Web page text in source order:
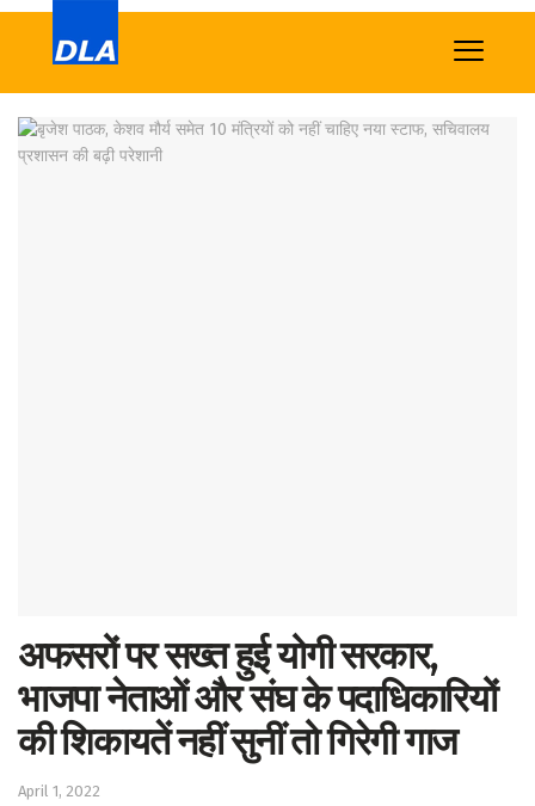
अफसरों पर सख्त हुई योगी सरकार,
भाजपा नेताओं और संघ के पदाधिकारियों
की शिकायतें नहीं सुनीं तो गिरेगी गाज
April 1, 2022
Home